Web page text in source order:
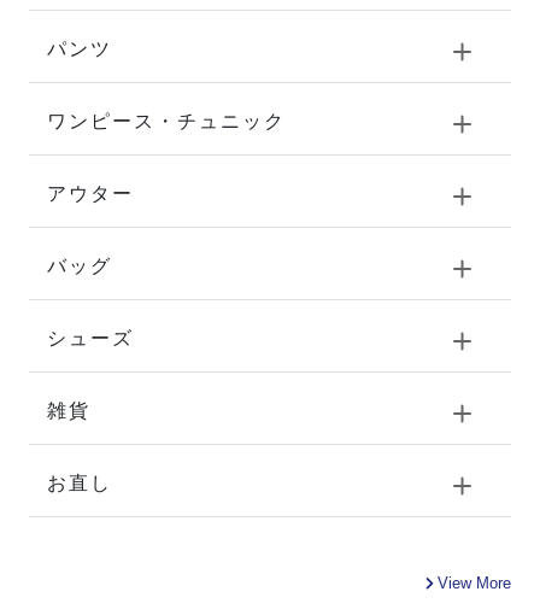
パンツ
ワンピース・チュニック
アウター
バッグ
シューズ
雑貨
お直し
View More